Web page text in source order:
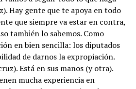
Hay gente que te apoya en todo
que siempre va estar en contra,
también lo sabemos. Como
en bien sencilla: los diputados
de darnos la expropiación.
Está en sus manos (y otra).
mucha experiencia en